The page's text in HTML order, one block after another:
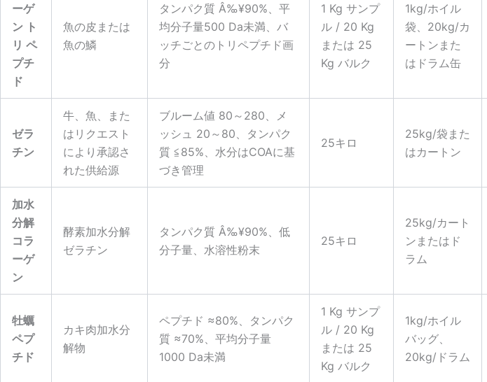
ーゲ
ン ト
リ ペ
プチ
ド​
魚の皮または
魚の鱗
タンパク質 Â‰¥90%、平
均分子量500 Da未満、バ
ッチごとのトリペプチド画
分
1 Kg サンプ
ル / 20 Kg
または 25
Kg バルク
1kg/ホイル
袋、20kg/カ
ートンまた
はドラム缶
ゼラ
チン
牛、魚、また
はリクエスト
により承認さ
れた供給源
ブルーム値 80～280、メ
ッシュ 20～80、タンパク
質 ≦85%、水分はCOAに基
づき管理
25キロ
25kg/袋また
はカートン
加水
分解
コラ
ーゲ
ン
酵素加水分解
ゼラチン
タンパク質 Â‰¥90%、低
分子量、水溶性粉末
25キロ
25kg/カート
ンまたはド
ラム
牡蠣
ペプ
チド
カキ肉加水分
解物
ペプチド ≈80%、タンパク
質 ≈70%、平均分子量
1000 Da未満
1 Kg サンプ
ル / 20 Kg
または 25
Kg バルク
1kg/ホイル
バッグ、
20kg/ドラム